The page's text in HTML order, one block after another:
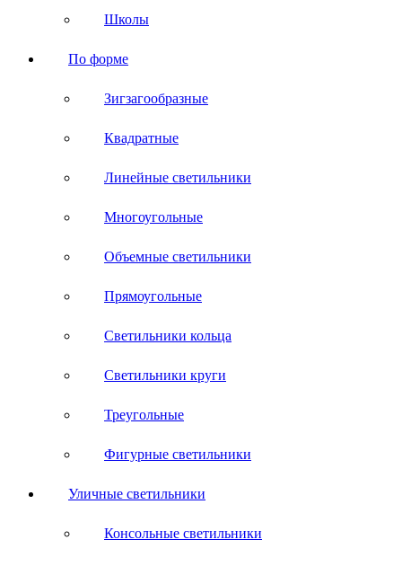
Школы
По форме
Зигзагообразные
Квадратные
Линейные светильники
Многоугольные
Объемные светильники
Прямоугольные
Светильники кольца
Светильники круги
Треугольные
Фигурные светильники
Уличные светильники
Консольные светильники